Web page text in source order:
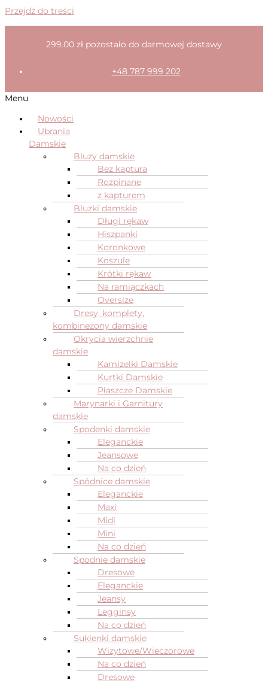
Przejdź do treści
299.00 zł pozostało do darmowej dostawy
+48 787 999 202
Menu
Nowości
Ubrania
Damskie
Bluzy damskie
Bez kaptura
Rozpinane
z kapturem
Bluzki damskie
Długi rękaw
Hiszpanki
Koronkowe
Koszule
Krótki rękaw
Na ramiączkach
Oversize
Dresy, komplety,
kombinezony damskie
Okrycia wierzchnie
damskie
Kamizelki Damskie
Kurtki Damskie
Płaszcze Damskie
Marynarki i Garnitury
damskie
Spodenki damskie
Eleganckie
Jeansowe
Na co dzień
Spódnice damskie
Eleganckie
Maxi
Midi
Mini
Na co dzień
Spodnie damskie
Dresowe
Eleganckie
Jeansy
Legginsy
Na co dzień
Sukienki damskie
Wizytowe/Wieczorowe
Na co dzień
Dresowe